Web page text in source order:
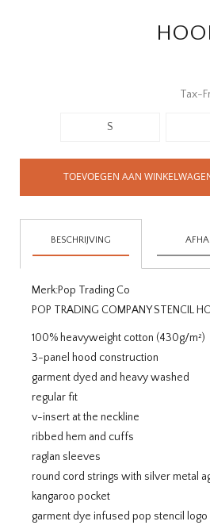
Tax-
S
TOEVOEGEN AAN
BESCHRIJVING
Merk:Pop Trading Co
POP TRADING COMPANY STENCIL
100% heavyweight cotton (430g/m²)
3-panel hood construction
garment dyed and heavy washed
regular fit
v-insert at the neckline
ribbed hem and cuffs
raglan sleeves
round cord strings with silver metal
kangaroo pocket
garment dye infused pop stencil